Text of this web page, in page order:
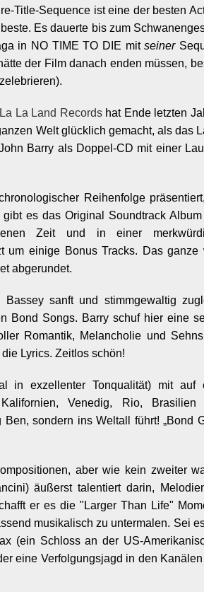
Title-Sequence ist eine der besten
Es dauerte bis zum
in NO TIME TO DIE mitseiner
der Film danach enden müssen,
La Land Recordshat Ende letzten
Welt glücklich gemacht, als das
Barry als Doppel-CD mit einer
Reihenfolge
es das Original Soundtrack Album
Zeit und in einer
um einige Bonus Tracks. Das ganze
abgerundet.
sanft und stimmgewaltig
Bond Songs. Barry schuf hier eine
Romantik, Melancholie und
Lyrics. Zeitlos schön!
in exzellenter Tonqualität) mit auf
Venedig, Rio, Brasilien
sondern ins Weltall führt! „Bond
aber wie kein zweiter
äußerst talentiert darin,
er es die "Larger Than Life"
musikalisch zu untermalen. Sei
(ein Schloss an der US-
eine Verfolgungsjagd in den